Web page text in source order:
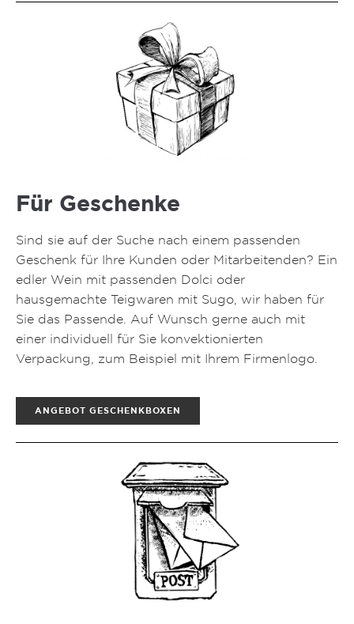
Für Geschenke
Sind sie auf der Suche nach einem passenden
Geschenk für Ihre Kunden oder Mitarbeitenden? Ein
edler Wein mit passenden Dolci oder
hausgemachte Teigwaren mit Sugo, wir haben für
Sie das Passende. Auf Wunsch gerne auch mit
einer individuell für Sie konvektionierten
Verpackung, zum Beispiel mit Ihrem Firmenlogo.
ANGEBOT GESCHENKBOXEN